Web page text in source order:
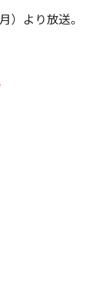
）より放送。